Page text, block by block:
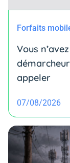
Forfaits
Vous
appeler
07/08/2026